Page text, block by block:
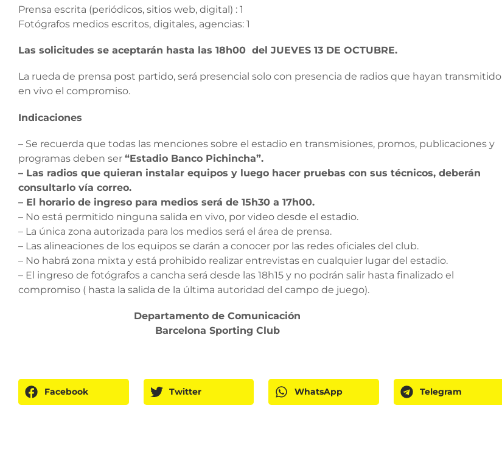
Prensa escrita (periódicos, sitios web, digital) : 1
Fotógrafos medios escritos, digitales, agencias: 1
Las solicitudes se aceptarán hasta las 18h00 del JUEVES 13 DE OCTUBRE.
La rueda de prensa post partido, será presencial solo con presencia de radios que hayan transmitido
en vivo el compromiso.
Indicaciones
– Se recuerda que todas las menciones sobre el estadio en transmisiones, promos, publicaciones y
programas deben ser “Estadio Banco Pichincha”.
– Las radios que quieran instalar equipos y luego hacer pruebas con sus técnicos, deberán
consultarlo vía correo.
– El horario de ingreso para medios será de 15h30 a 17h00.
– No está permitido ninguna salida en vivo, por video desde el estadio.
– La única zona autorizada para los medios será el área de prensa.
– Las alineaciones de los equipos se darán a conocer por las redes oficiales del club.
– No habrá zona mixta y está prohibido realizar entrevistas en cualquier lugar del estadio.
– El ingreso de fotógrafos a cancha será desde las 18h15 y no podrán salir hasta finalizado el
compromiso ( hasta la salida de la última autoridad del campo de juego).
Departamento de Comunicación
Barcelona Sporting Club
Facebook Twitter WhatsApp Telegram